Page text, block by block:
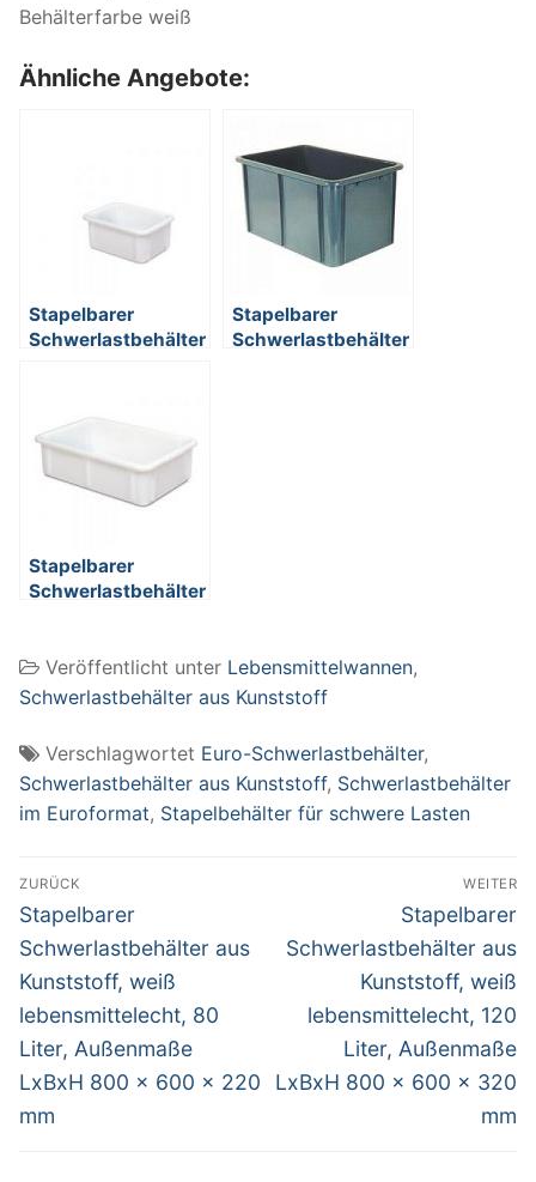
Behälterfarbe weiß
Ähnliche Angebote:
Stapelbarer
Schwerlastbehälter
lebensmittelecht,
13 Liter,
Außenmaße LxBxH
400 x 300 x 165
Stapelbarer
Schwerlastbehälter
Stapelbarer
Schwerlastbehälter
lebensmittelecht,
30 Liter,
600 x 400 x 165
mm
Veröffentlicht unter Lebensmittelwannen,
Schwerlastbehälter aus Kunststoff
Verschlagwortet Euro-Schwerlastbehälter,
Schwerlastbehälter aus Kunststoff, Schwerlastbehälter
im Euroformat, Stapelbehälter für schwere Lasten
Beitragsnavigation
ZURÜCK
Vorheriger
Beitrag:
Stapelbarer
Schwerlastbehälter aus
Kunststoff, weiß
lebensmittelecht, 80
Liter, Außenmaße
LxBxH 800 x 600 x 220
mm
WEITER
Nächster
Beitrag:
Stapelbarer
Schwerlastbehälter aus
Kunststoff, weiß
lebensmittelecht, 120
Liter, Außenmaße
LxBxH 800 x 600 x 320
mm